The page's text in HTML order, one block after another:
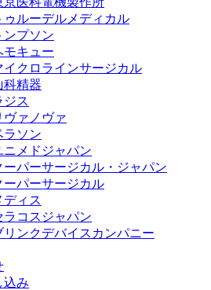
ゥルーデルメディカル
ンプソン
モキュー
イクロラインサージカル
科精器
ジス
ヴァノヴァ
ラソン
ニメドジャパン
ーパーサージカル・ジャパン
ーパーサージカル
ディス
ラコスジャパン
リンクデバイスカンパニー
込み